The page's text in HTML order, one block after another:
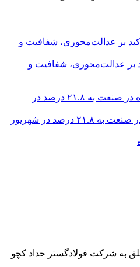
۱۴۰۴ با تأکید بر عدالت‌محوری، شفافیت و
افزایش تورم تولیدکننده در صنعت به ۲۱.۸ درصد در شهریور
به شرکت فولادگستر حداد کچو